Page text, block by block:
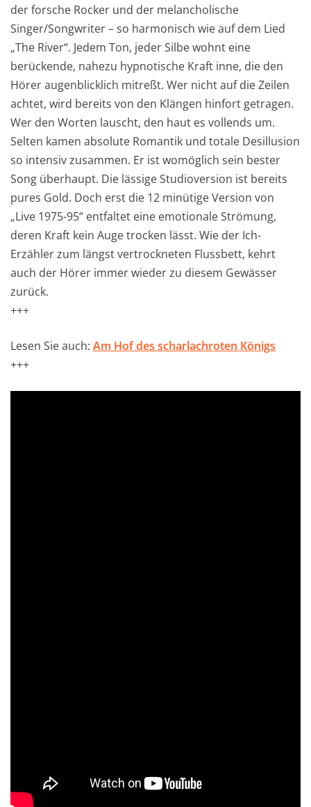
der forsche Rocker und der melancholische
Singer/Songwriter – so harmonisch wie auf dem Lied
„The River“. Jedem Ton, jeder Silbe wohnt eine
berückende, nahezu hypnotische Kraft inne, die den
Hörer augenblicklich mitreßt. Wer nicht auf die Zeilen
achtet, wird bereits von den Klängen hinfort getragen.
Wer den Worten lauscht, den haut es vollends um.
Selten kamen absolute Romantik und totale Desillusion
so intensiv zusammen. Er ist womöglich sein bester
Song überhaupt. Die lässige Studioversion ist bereits
pures Gold. Doch erst die 12 minütige Version von
„Live 1975-95“ entfaltet eine emotionale Strömung,
deren Kraft kein Auge trocken lässt. Wie der Ich-
Erzähler zum längst vertrockneten Flussbett, kehrt
auch der Hörer immer wieder zu diesem Gewässer
zurück.
+++
Lesen Sie auch: Am Hof des scharlachroten Königs
+++